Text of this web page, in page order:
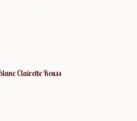
Clairette Rouss